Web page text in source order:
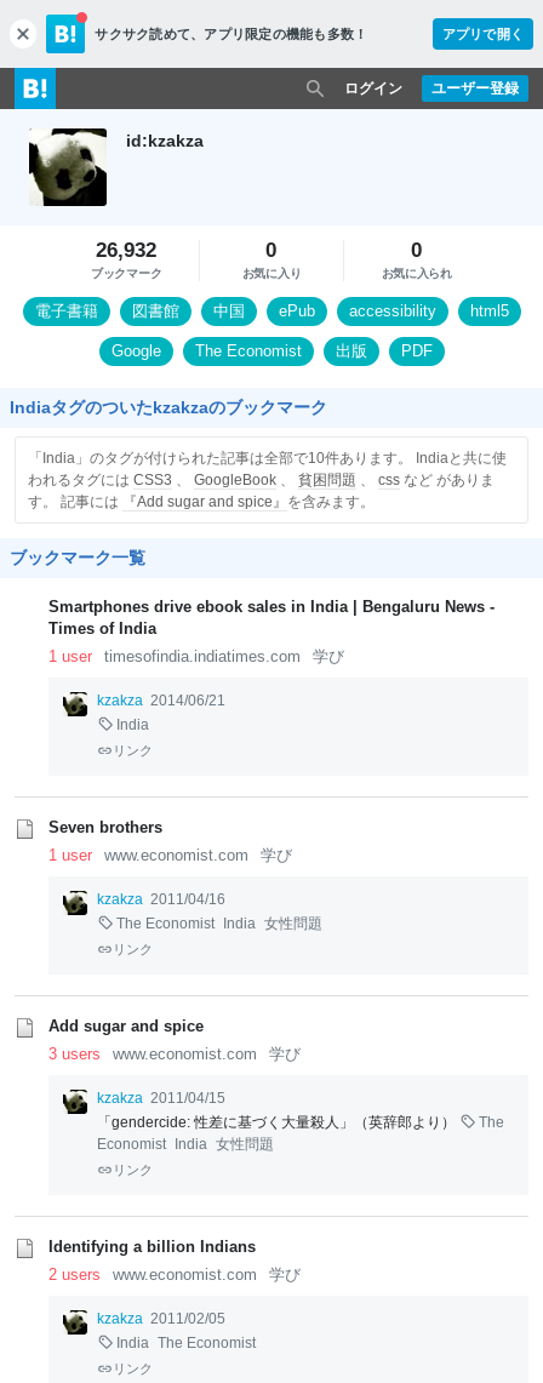
c
l
o
s
e
サクサク読めて、 アプリ限定の機能も多数！ アプリで開く
ユーザー登録
ログイン
id:kzakza
26,932
ブックマーク
0
お気に入り
0
お気に入られ
電子書籍 図書館 中国 ePub accessibility html5
Google The Economist 出版 PDF
Indiaタグのついたkzakzaのブックマーク
「India」のタグが付けられた記事は全部で10件あります。 Indiaと共に使
われるタグには CSS3 、 GoogleBook 、 貧困問題 、 css など がありま
す。 記事には
『Add sugar and spice』 を含みます。
ブックマーク一覧
Smartphones drive ebook sales in India | Bengaluru News -
Times of India
1 user
timesofindia.indiatimes.com 学び
kzakza 2014/06/21
India
リンク
Seven brothers
1 user
www.economist.com 学び
kzakza 2011/04/16
The Economist
India 女性問題
リンク
Add sugar and spice
3 users
www.economist.com 学び
kzakza 2011/04/15
「gendercide: 性差に基づく大量殺人」（英辞郎より）
The
Economist
India 女性問題
リンク
Identifying a billion Indians
2 users
www.economist.com 学び
kzakza 2011/02/05
India The Economist
リンク